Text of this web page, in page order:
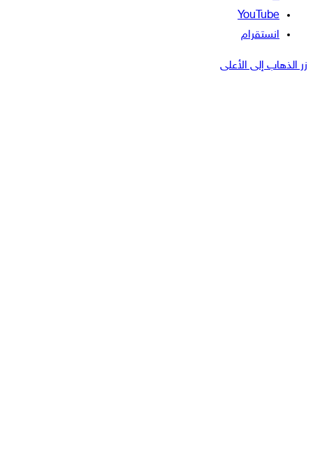
‫YouTube
انستقرام
إلى الأعلى